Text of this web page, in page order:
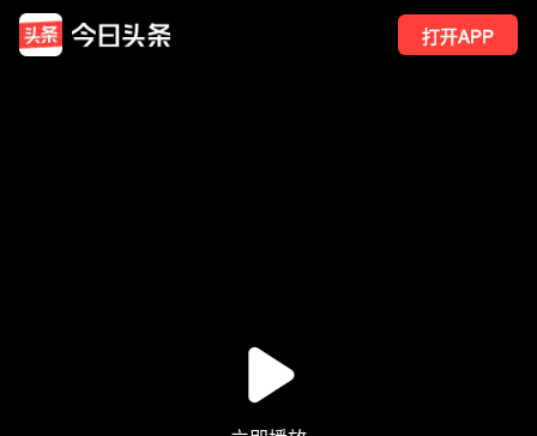
打开APP